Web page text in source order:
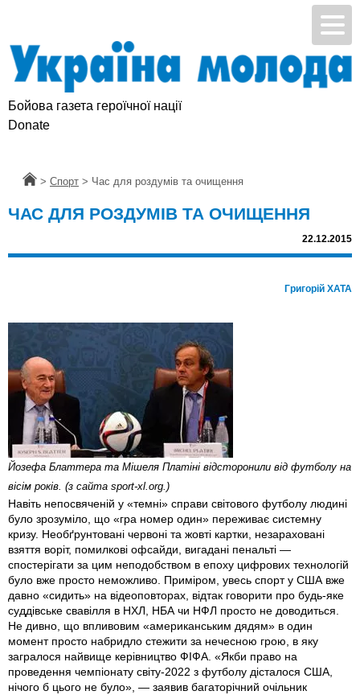
Бойова газета героїчної нації
Donate
Головна
> Спорт > Час для роздумів та очищення
ЧАС ДЛЯ РОЗДУМІВ ТА ОЧИЩЕННЯ
22.12.2015
Григорій ХАТА
Йозефа Блаттера та Мішеля Платіні відсторонили від футболу на
вісім років. (з сайта sport-xl.org.)
Навіть непосвяченій у «темні» справи світового футболу людині
було зрозуміло, що «гра номер один» переживає системну
кризу. Необґрунтовані червоні та жовті картки, незараховані
взяття воріт, помилкові офсайди, вигадані пенальті —
спостерігати за цим неподобством в епоху цифрових технологій
було вже просто неможливо. Приміром, увесь спорт у США вже
давно «сидить» на відеоповторах, відтак говорити про будь-яке
суддівське свавілля в НХЛ, НБА чи НФЛ просто не доводиться.
Не дивно, що впливовим «американським дядям» в один
момент просто набридло стежити за нечесною грою, в яку
загралося найвище керівництво ФІФА. «Якби право на
проведення чемпіонату світу-2022 з футболу дісталося США,
нічого б цього не було», — заявив багаторічний очільник